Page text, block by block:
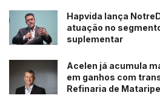
“No Brasil, felizmente, a gente
muito ativa, e a gente tem
necessariamente realizar
metodologia próprias, até porque
um movimento de co-
Hapvida lança
atuação no
suplementar
Acelen já acumula
em ganhos com
Refinaria de Mataripe